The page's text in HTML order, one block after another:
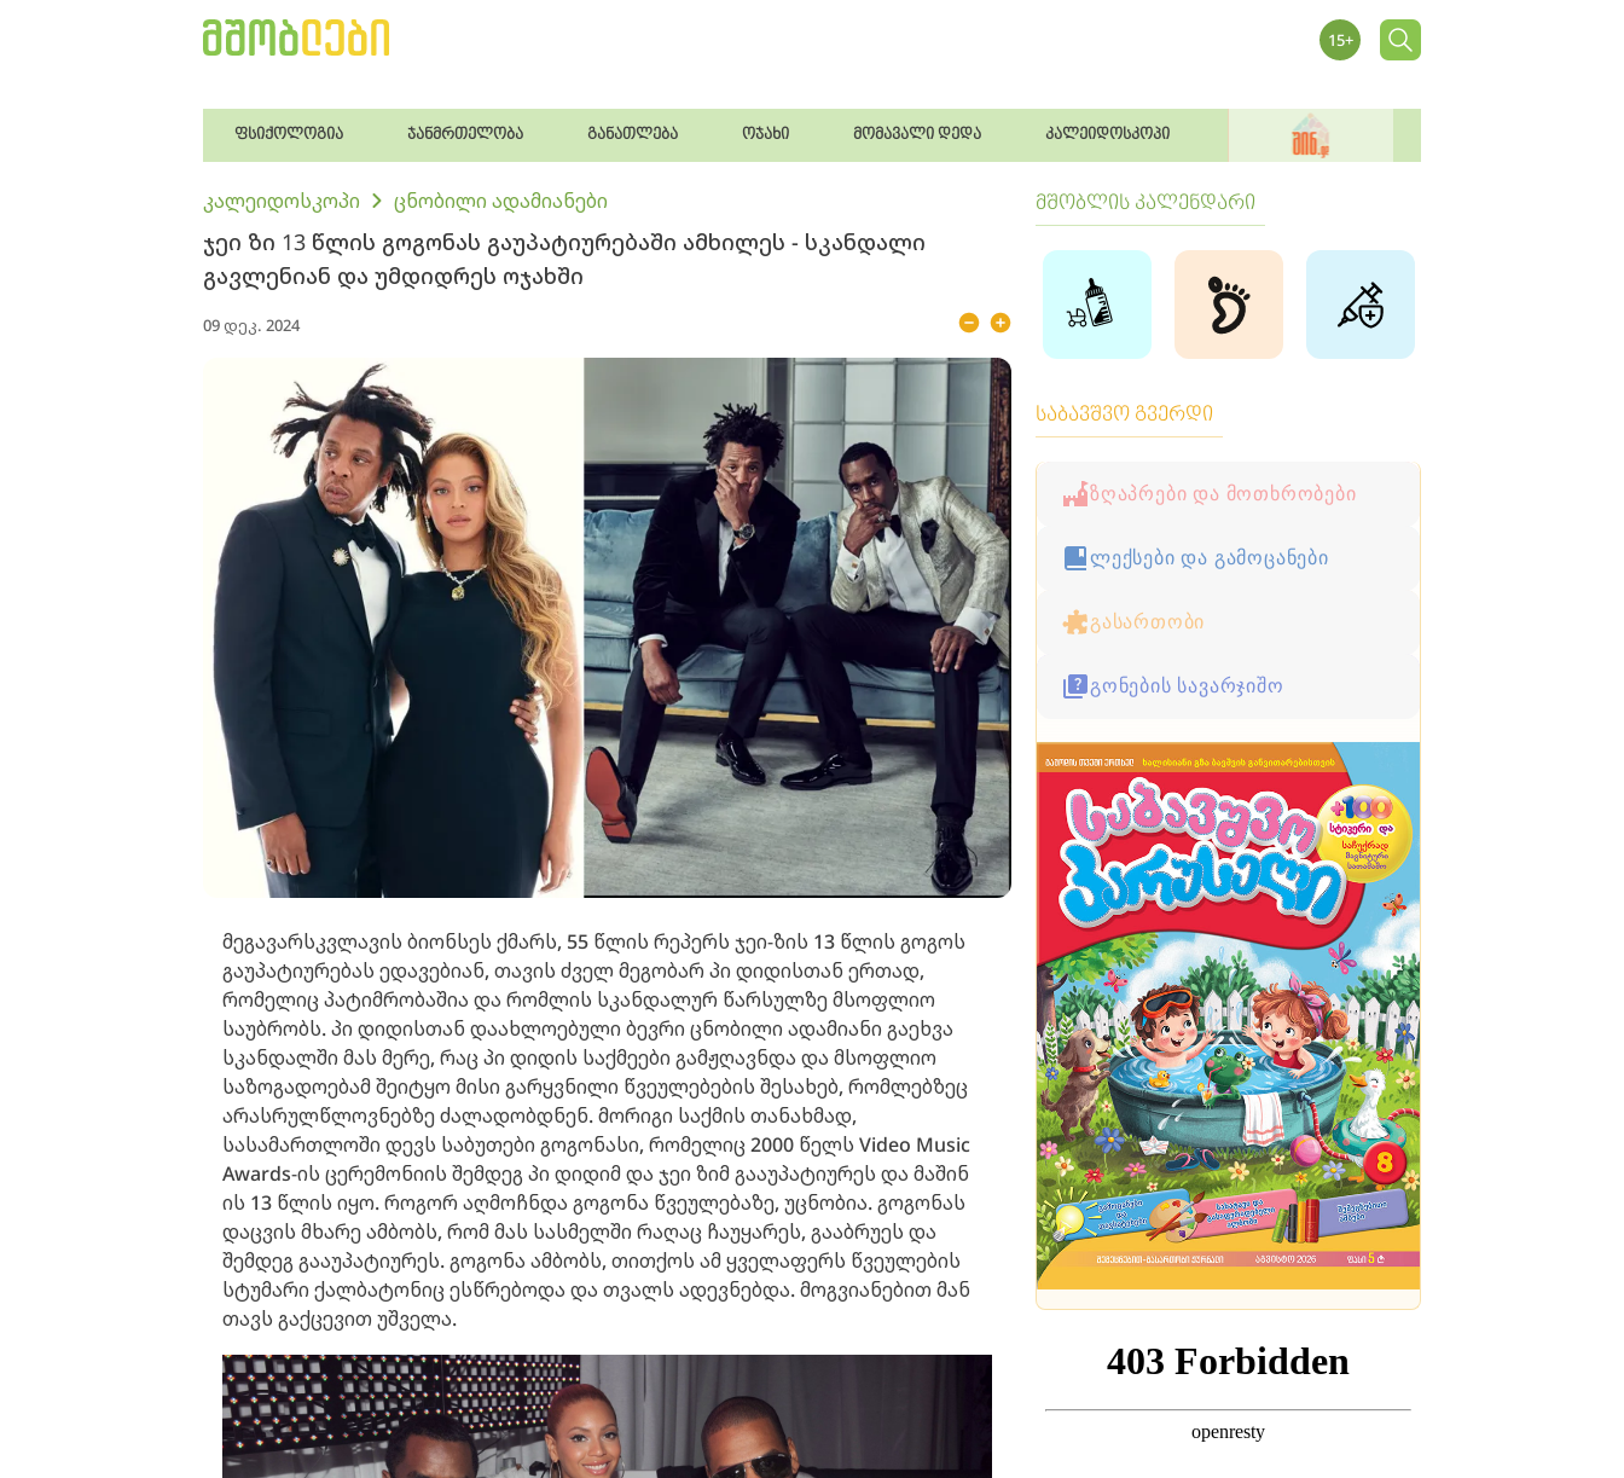
ფსიქოლოგია ჯანმრთელობა განათლება ოჯახი მომავალი დედა კალეიდოსკოპი
კალეიდოსკოპი ცნობილი ადამიანები
ჯეი ზი 13 წლის გოგონას გაუპატიურებაში ამხილეს - სკანდალი
გავლენიან და უმდიდრეს ოჯახში
09 დეკ. 2024
მეგავარსკვლავის ბიონსეს ქმარს, 55 წლის რეპერს ჯეი-ზის 13 წლის გოგოს
გაუპატიურებას ედავებიან, თავის ძველ მეგობარ პი დიდისთან ერთად,
რომელიც პატიმრობაშია და რომლის სკანდალურ წარსულზე მსოფლიო
საუბრობს. პი დიდისთან დაახლოებული ბევრი ცნობილი ადამიანი გაეხვა
სკანდალში მას მერე, რაც პი დიდის საქმეები გამჟღავნდა და მსოფლიო
საზოგადოებამ შეიტყო მისი გარყვნილი წვეულებების შესახებ, რომლებზეც
არასრულწლოვნებზე ძალადობდნენ. მორიგი საქმის თანახმად,
სასამართლოში დევს საბუთები გოგონასი, რომელიც 2000 წელს Video Music
Awards-ის ცერემონიის შემდეგ პი დიდიმ და ჯეი ზიმ გააუპატიურეს და მაშინ
ის 13 წლის იყო. როგორ აღმოჩნდა გოგონა წვეულებაზე, უცნობია. გოგონას
დაცვის მხარე ამბობს, რომ მას სასმელში რაღაც ჩაუყარეს, გააბრუეს და
შემდეგ გააუპატიურეს. გოგონა ამბობს, თითქოს ამ ყველაფერს წვეულების
სტუმარი ქალბატონიც ესწრებოდა და თვალს ადევნებდა. მოგვიანებით მან
თავს გაქცევით უშველა.
მშობლის კალენდარი
საბავშვო გვერდი
ზღაპრები და მოთხრობები
ლექსები და გამოცანები
გასართობი
გონების სავარჯიშო